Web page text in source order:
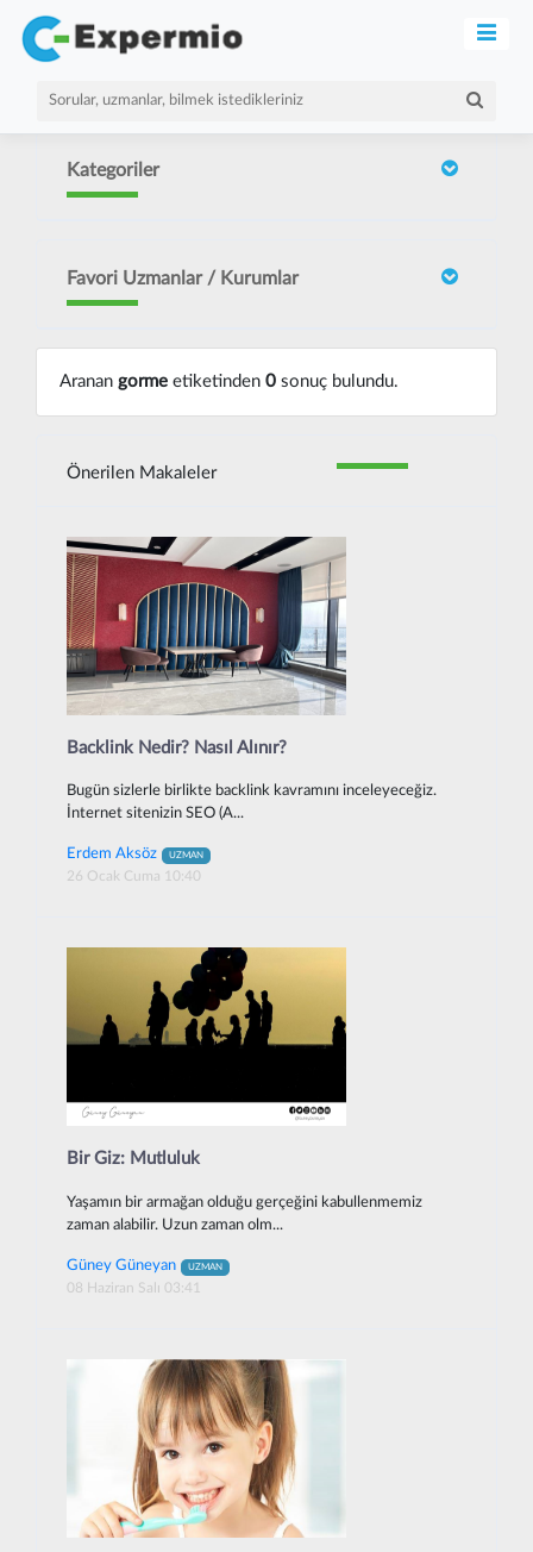
Kategoriler
Favori Uzmanlar / Kurumlar
Aranan gormeetiketinden 0sonuç bulundu.
Önerilen Makaleler
Backlink Nedir? Nasıl Alınır?
Bugün sizlerle birlikte backlink kavramını inceleyeceğiz.
İnternet sitenizin SEO (A...
Erdem Aksöz UZMAN
26 Ocak Cuma 10:40
Bir Giz: Mutluluk
Yaşamın bir armağan olduğu gerçeğini kabullenmemiz
zaman alabilir. Uzun zaman olm...
Güney Güneyan UZMAN
08 Haziran Salı 03:41